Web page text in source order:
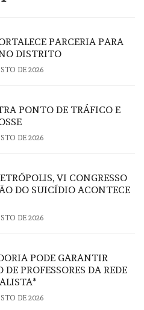
PARCERIA PARA
DISTRITO
DE 2026
PONTO DE TRÁFICO E
DE 2026
VI CONGRESSO
DO SUICÍDIO ACONTECE
DE 2026
PODE GARANTIR
PROFESSORES DA REDE
DE 2026